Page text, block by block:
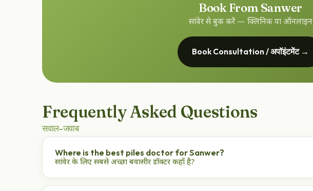
Book From Sanwer
सांवेर से बुक करें — क्लिनिक या ऑनलाइन
Book Consultation / अपॉइंटमेंट →
Frequently Asked Questions
सवाल-जवाब
Where is the best piles doctor for Sanwer?
सांवेर के लिए सबसे अच्छा बवासीर डॉक्टर कहाँ है?